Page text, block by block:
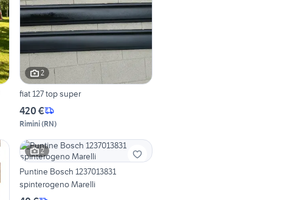
2
fiat 127 top super
420 €
Rimini(RN)
2
Puntine Bosch 1237013831
spinterogeno Marelli